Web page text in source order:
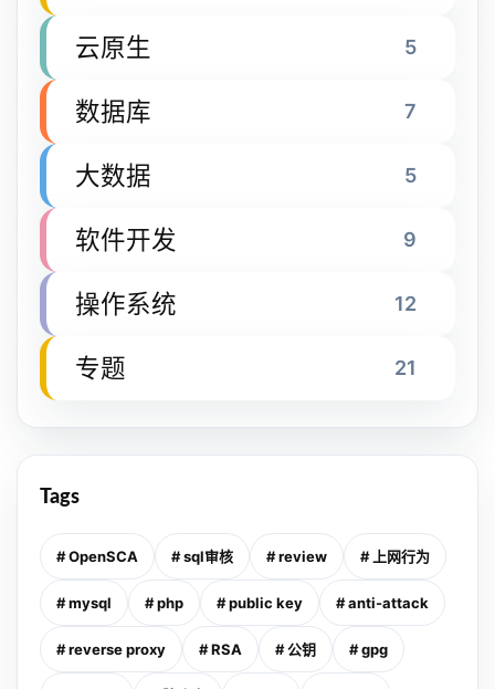
云原生 5
数据库 7
大数据 5
软件开发 9
操作系统 12
专题 21
Tags
# OpenSCA # sql审核 # review # 上网行为
# mysql # php # public key # anti-attack
# reverse proxy # RSA # 公钥 # gpg